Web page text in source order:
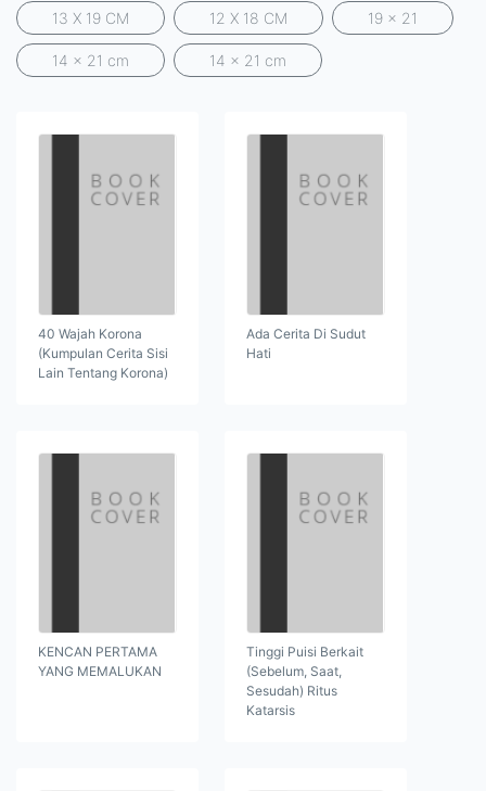
13 X 19 CM 12 X 18 CM 19 x 21
14 x 21 cm 14 x 21 cm
40 Wajah Korona
(Kumpulan Cerita Sisi
Lain Tentang Korona)
Ada Cerita Di Sudut
Hati
KENCAN PERTAMA
YANG MEMALUKAN
Tinggi Puisi Berkait
(Sebelum, Saat,
Sesudah) Ritus
Katarsis